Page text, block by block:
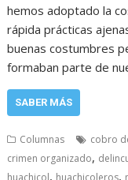
hemos adoptado la
rápida prácticas
buenas costumbres
formaban parte de
SABER MÁS
Columnas cobro
crimen organizado,
huachicol, huachicoleros,